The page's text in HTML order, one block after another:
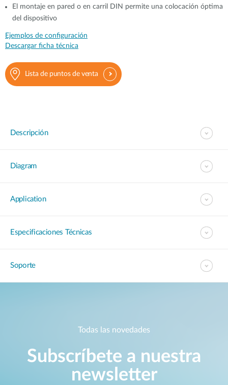
El montaje en pared o en carril DIN permite una colocación óptima
del dispositivo
Ejemplos de configuración
Descargar ficha técnica
Lista de puntos de venta
Descripción
Diagram
Application
Especificaciones Técnicas
Soporte
Todas las novedades
Subscríbete a nuestra
newsletter